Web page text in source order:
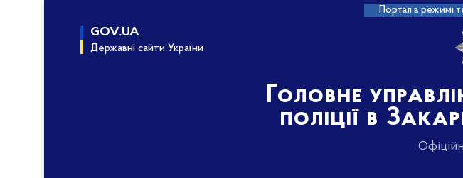
Портал в режимі
GOV.UA
Державні сайти України
Головне
поліції в